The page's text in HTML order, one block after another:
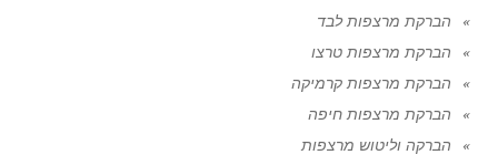
הברקת מרצפות לבד
הברקת מרצפות טרצו
הברקת מרצפות קרמיקה
הברקת מרצפות חיפה
הברקה וליטוש מרצפות